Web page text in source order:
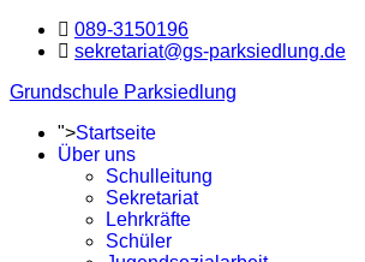
089-3150196
sekretariat@gs-parksiedlung.de
Grundschule Parksiedlung
">Startseite
Über uns
Schulleitung
Sekretariat
Lehrkräfte
Schüler